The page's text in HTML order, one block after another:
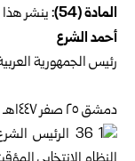
المادة (54): ينشر
أحمد الشرع
رئيس الجمهورية
دمشق ٢٥ صفر ١٤٤٧هـ – ١٩ آب ٢٠٢٥ م.